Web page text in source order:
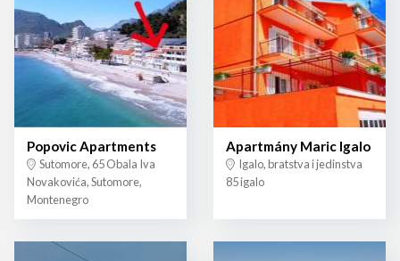
Popovic Apartments
Sutomore, 65 Obala Iva
Novakovića, Sutomore,
Montenegro
Apartmány Maric Igalo
Igalo, bratstva i jedinstva
85 igalo